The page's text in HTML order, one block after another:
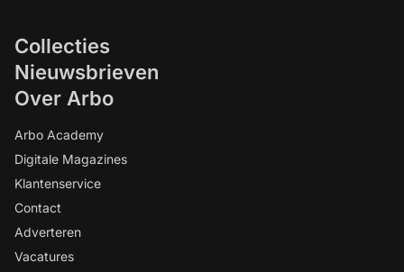
Collecties
Nieuwsbrieven
Over Arbo
Arbo Academy
Digitale Magazines
Klantenservice
Contact
Adverteren
Vacatures